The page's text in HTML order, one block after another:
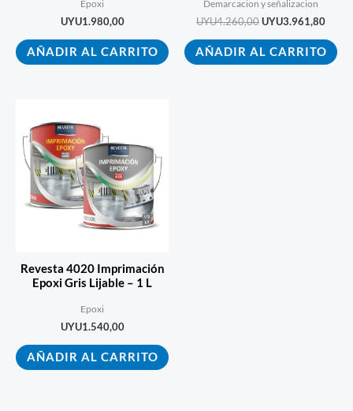
Epoxi
UYU1.980,00
AÑADIR AL CARRITO
Demarcacion y señalizacion
UYU4.260,00UYU3.961,80
AÑADIR AL CARRITO
Revesta 4020 Imprimación
Epoxi Gris Lijable – 1 L
Epoxi
UYU1.540,00
AÑADIR AL CARRITO